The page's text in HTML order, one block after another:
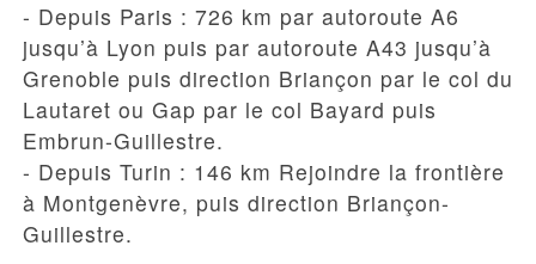
- Depuis Paris : 726 km par autoroute A6
jusqu’à Lyon puis par autoroute A43 jusqu’à
Grenoble puis direction Briançon par le col du
Lautaret ou Gap par le col Bayard puis
Embrun-Guillestre.
- Depuis Turin : 146 km Rejoindre la frontière
à Montgenèvre, puis direction Briançon-
Guillestre.